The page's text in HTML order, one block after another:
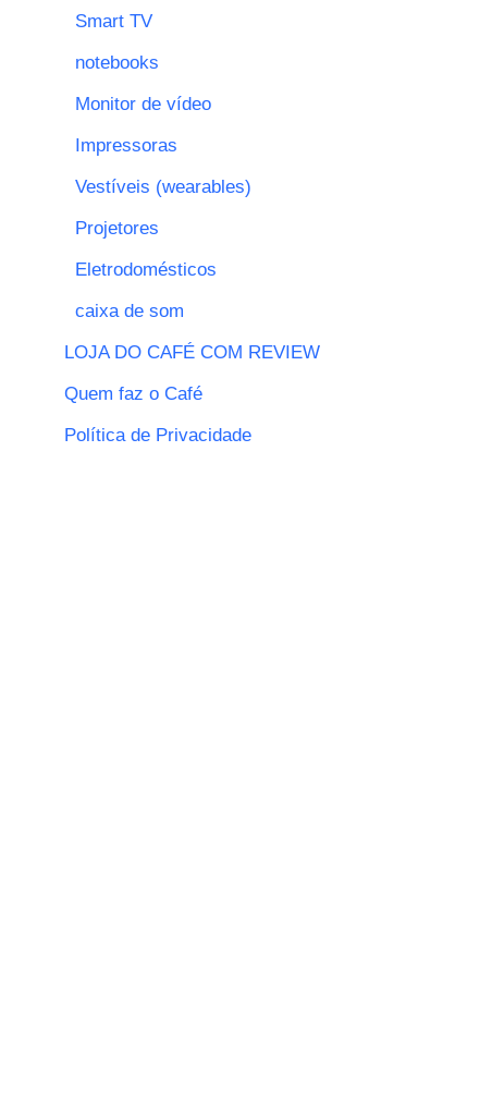
Smart TV
notebooks
Monitor de vídeo
Impressoras
Vestíveis (wearables)
Projetores
Eletrodomésticos
caixa de som
LOJA DO CAFÉ COM REVIEW
Quem faz o Café
Política de Privacidade